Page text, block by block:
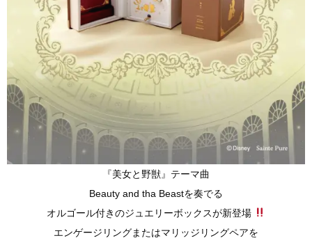
『美女と野獣』テーマ曲
Beauty and tha Beastを奏でる
オルゴール付きのジュエリーボックスが新登場
エンゲージリングまたはマリッジリングペアを